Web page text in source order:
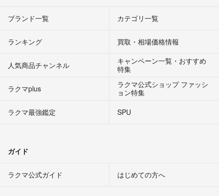
ブランド一覧 カテゴリ一覧
ランキング 買取・相場価格情報
人気商品チャンネル
キャンペーン一覧・おすすめ
特集
ラクマplus
ラクマ公式ショップ ファッシ
ョン特集
ラクマ最強鑑定
SPU
ガイド
ラクマ公式ガイド はじめての方へ